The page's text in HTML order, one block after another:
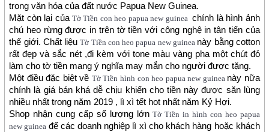
trong văn hóa của đất nước Papua New Guinea.
Mặt còn lại của Tờ Tiền con heo papua new guinea chính là hình ảnh
chú heo rừng được in trên tờ tiền với công nghệ in tân tiến của
thế giới. Chất liệu Tờ Tiền con heo papua new guinea này bằng cotton
rất đẹp và sắc nét ,đi kèm với tone màu vàng pha một chút đỏ
làm cho tờ tiền mang ý nghĩa may mắn cho người được tặng.
Một điều đặc biệt về Tờ Tiền hình con heo papua new guinea này nữa
chính là giá bán khá dễ chịu khiến cho tiền này được săn lùng
nhiều nhất trong năm 2019 , lì xì tết hot nhất năm Kỷ Hợi.
Shop nhận cung cấp số lượng lớn Tờ Tiền in hình con heo papua
new guinea để các doanh nghiệp lì xì cho khách hàng hoặc khách